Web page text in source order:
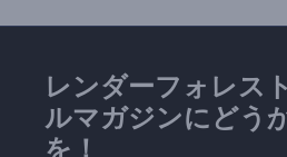
レンダーフォレス
ルマガジンにどう
を！